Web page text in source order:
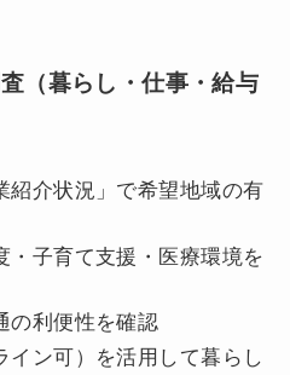
（暮らし・仕事・給与
紹介状況」で希望地域の有
・子育て支援・医療環境を
の利便性を確認
イン可）を活用して暮らし